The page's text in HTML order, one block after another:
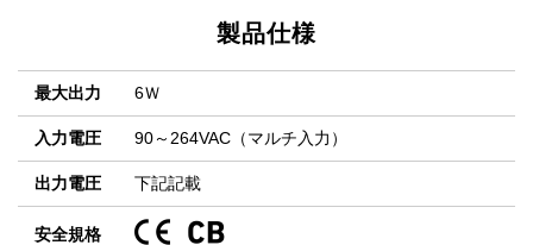
製品仕様
最大出力 6Ｗ
入力電圧 90～264VAC（マルチ入力）
出力電圧 下記記載
安全規格